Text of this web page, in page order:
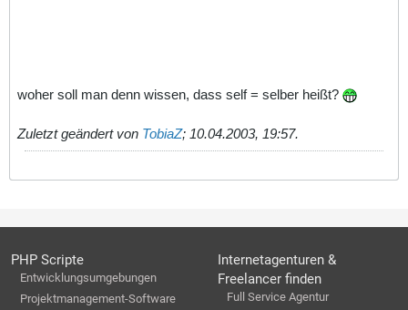
woher soll man denn wissen, dass self = selber heißt?
Zuletzt geändert von TobiaZ; 10.04.2003, 19:57.
PHP Scripte
Entwicklungsumgebungen
Projektmanagement-Software
Internetagenturen &
Freelancer finden
Full Service Agentur